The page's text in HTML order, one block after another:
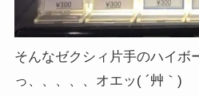
そんなゼクシィ片手のハイボ
っ、、、、、オエッ( ´艸｀)